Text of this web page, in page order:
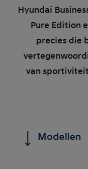
Hyundai
Pure Edition
precies die
van
Modellen